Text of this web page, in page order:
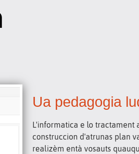
Ua pedagogia
L'informatica e lo tractament
construccion d'atrunas plan
realizèm entà vosauts